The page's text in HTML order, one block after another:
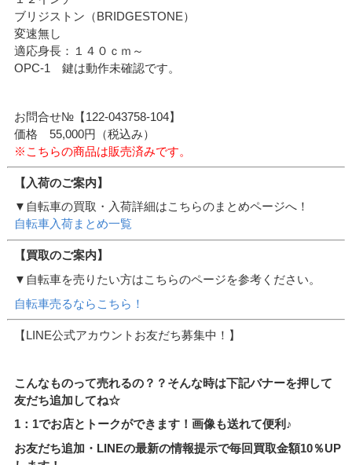
ブリジストン（BRIDGESTONE）
変速無し
適応身長：１４０ｃｍ～
OPC-1 鍵は動作未確認です。
お問合せ№【122-043758-104】
価格 55,000円（税込み）
※こちらの商品は販売済みです。
【入荷のご案内】
▼自転車の買取・入荷詳細はこちらのまとめページへ！
自転車入荷まとめ一覧
【買取のご案内】
▼自転車を売りたい方はこちらのページを参考ください。
自転車売るならこちら！
【LINE公式アカウントお友だち募集中！】
こんなものって売れるの？？そんな時は下記バナーを押して
友だち追加してね☆
1：1でお店とトークができます！画像も送れて便利♪
お友だち追加・LINEの最新の情報提示で毎回買取金額10％UP